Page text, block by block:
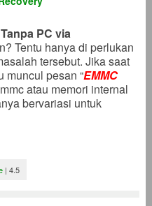
PC via
Tentu hanya di perlukan
tersebut. Jika saat
muncul pesan “EMMC
atau memori internal
bervariasi untuk
| 4.5